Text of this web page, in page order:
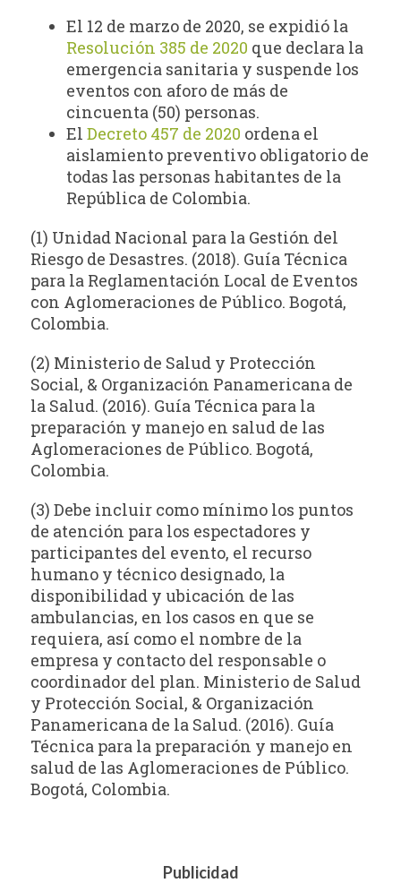
El 12 de marzo de 2020, se expidió la
Resolución 385 de 2020 que declara la
emergencia sanitaria y suspende los
eventos con aforo de más de
cincuenta (50) personas.
ElDecreto 457 de 2020 ordena el
aislamiento preventivo obligatorio de
todas las personas habitantes de la
República de Colombia.
(1) Unidad Nacional para la Gestión del
Riesgo de Desastres. (2018). Guía Técnica
para la Reglamentación Local de Eventos
con Aglomeraciones de Público. Bogotá,
Colombia.
(2) Ministerio de Salud y Protección
Social, & Organización Panamericana de
la Salud. (2016). Guía Técnica para la
preparación y manejo en salud de las
Aglomeraciones de Público. Bogotá,
Colombia.
(3) Debe incluir como mínimo los puntos
de atención para los espectadores y
participantes del evento, el recurso
humano y técnico designado, la
disponibilidad y ubicación de las
ambulancias, en los casos en que se
requiera, así como el nombre de la
empresa y contacto del responsable o
coordinador del plan. Ministerio de Salud
y Protección Social, & Organización
Panamericana de la Salud. (2016). Guía
Técnica para la preparación y manejo en
salud de las Aglomeraciones de Público.
Bogotá, Colombia.
Publicidad